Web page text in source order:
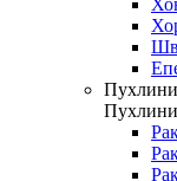
Пухлини
Пухлини